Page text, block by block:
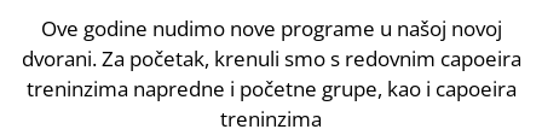
Ove godine nudimo nove programe u našoj novoj
dvorani. Za početak, krenuli smo s redovnim capoeira
treninzima napredne i početne grupe, kao i capoeira
treninzima